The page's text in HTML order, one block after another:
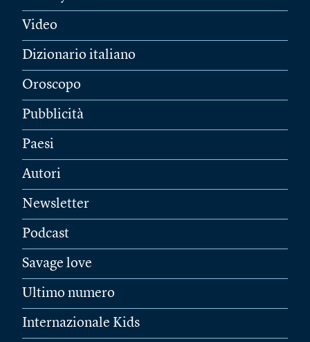
Video
Dizionario italiano
Oroscopo
Pubblicità
Paesi
Autori
Newsletter
Podcast
Savage love
Ultimo numero
Internazionale Kids